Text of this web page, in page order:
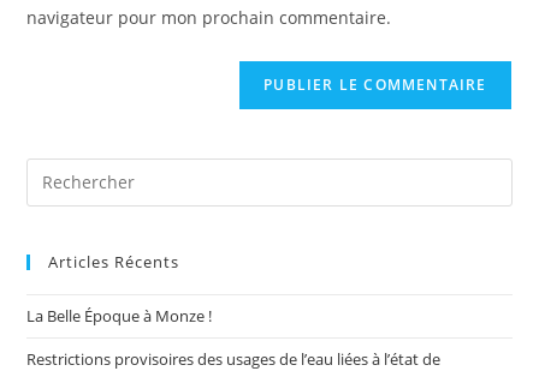
(facultatif)
navigateur pour mon prochain commentaire.
Articles Récents
La Belle Époque à Monze !
Restrictions provisoires des usages de l’eau liées à l’état de